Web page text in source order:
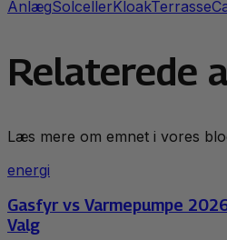
AnlægSolcellerKloakTerrasse
Relaterede
Læs mere om emnet i vores
energi
Gasfyr vs Varmepumpe
Valg